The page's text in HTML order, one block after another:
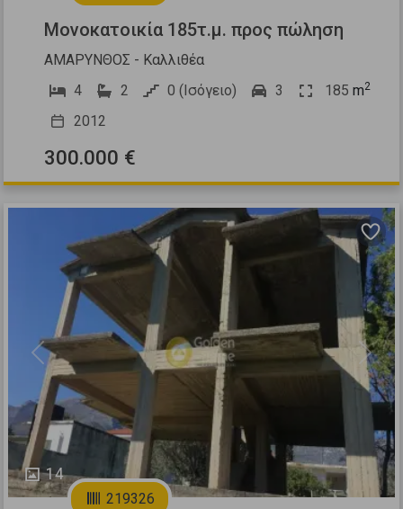
Μονοκατοικία 185τ.μ. προς πώληση
ΑΜΑΡΥΝΘΟΣ - Καλλιθέα
4
2 0 (Ισόγειο) 3 185 m2
2012
300.000 €
14
Previous Next
219326